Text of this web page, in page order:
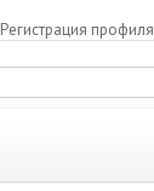
Регистрация профиля